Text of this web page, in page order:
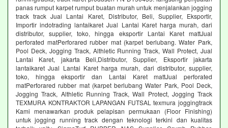
panas rumput karpet rumput buatan murah untuk menjalankan jogging
track track Jual Lantai Karet, Distributor, Beli, Supplier, Eksportir,
Importir indotrading lantaikaret Jual Lantai Karet harga murah, dari
distributor, supplier, toko, hingga eksportir Lantai Karet mattJual
perforated matPerforared rubber mat (karpet berlubang. Water Park,
Pool Deck, Jogging Track, Althletic Running Track, Wall Protect, Jual
Lantai Karet, jakarta Beli,Distributor, Supplier, Eksportir jakarta
lantaikaret Jual Lantai Karet harga murah, dari distributor, supplier,
toko, hingga eksportir dan Lantai Karet mattJual perforated
matPerforared rubber mat (karpet berlubang Water Park, Pool Deck,
Jogging Track, Althletic Running Track, Wall Protect, Jogging Track
TEXMURA KONTRAKTOR LAPANGAN FUTSAL texmura joggingtrack
Kami menawarkan produk pelapisan permukaan (Floor Finishing)
untuk jogging running track dengan teknologi terkini dan kualitas